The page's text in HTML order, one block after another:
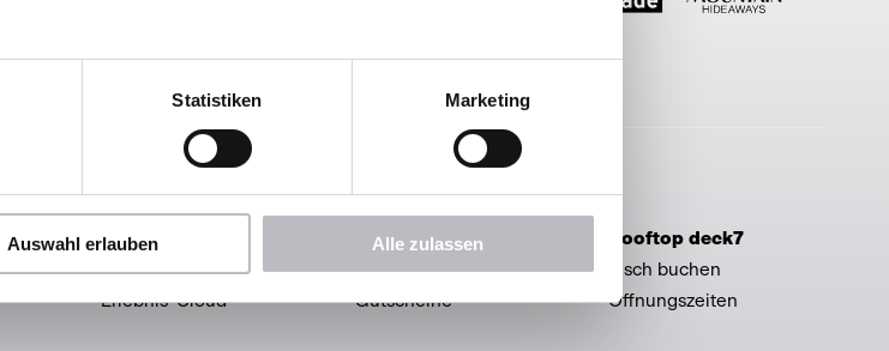
Statistiken Marketing
Auswahl erlauben Alle zulassen
Aktiv & Erleben
Sôha Summer Card
Erlebnis-Cloud
Service & Shop
Prospekte
Gutscheine
Rooftop deck7
Tisch buchen
Öffnungszeiten